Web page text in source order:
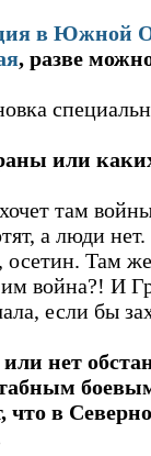
в Южной
, разве
или
там
а люди
осетин. Там
им война?! И
если бы
нет
что в